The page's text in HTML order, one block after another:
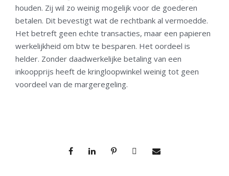
houden. Zij wil zo weinig mogelijk voor de goederen
betalen. Dit bevestigt wat de rechtbank al vermoedde.
Het betreft geen echte transacties, maar een papieren
werkelijkheid om btw te besparen. Het oordeel is
helder. Zonder daadwerkelijke betaling van een
inkoopprijs heeft de kringloopwinkel weinig tot geen
voordeel van de margeregeling.